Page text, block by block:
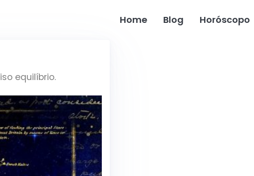
Home Blog Horóscopo
equilíbrio.